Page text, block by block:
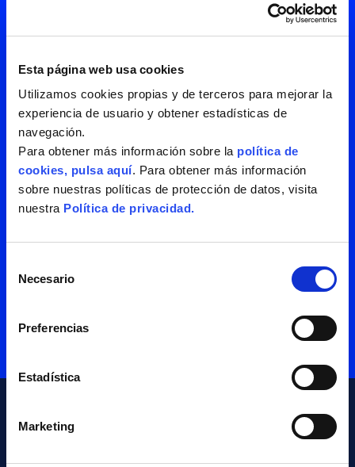
Esta página web usa cookies
Utilizamos cookies propias y de terceros para mejorar la
experiencia de usuario y obtener estadísticas de
navegación.
Para obtener más información sobre la política de
cookies, pulsa aquí. Para obtener más información
sobre nuestras políticas de protección de datos, visita
nuestra Política de privacidad.
Necesario
Preferencias
Estadística
Marketing
He leído y acepto lapolítica de
privacidad